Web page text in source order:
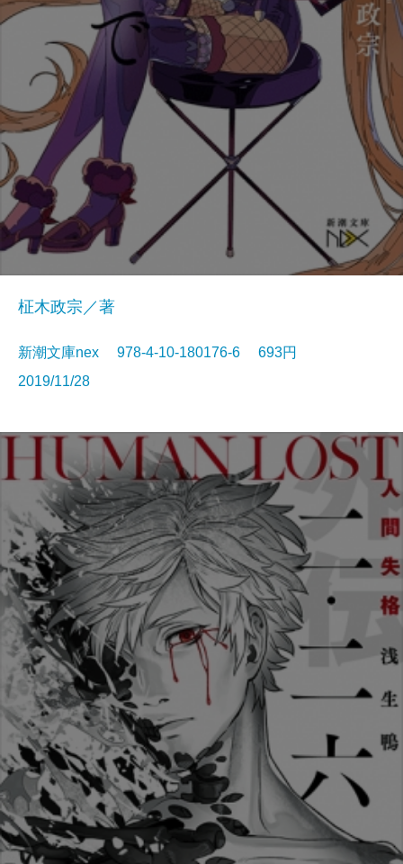
柾木政宗／著
新潮文庫nex 978-4-10-180176-6 693円
2019/11/28